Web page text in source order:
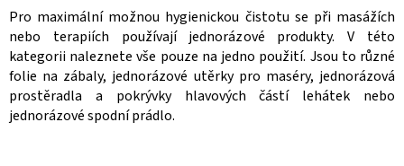
á
d
a
c
í
p
Pro maximální možnou hygienickou čistotu se při masážích
nebo terapiích používají jednorázové produkty. V této
kategorii naleznete vše pouze na jedno použití. Jsou to různé
folie na zábaly, jednorázové utěrky pro maséry, jednorázová
prostěradla a pokrývky hlavových částí lehátek nebo
jednorázové spodní prádlo.